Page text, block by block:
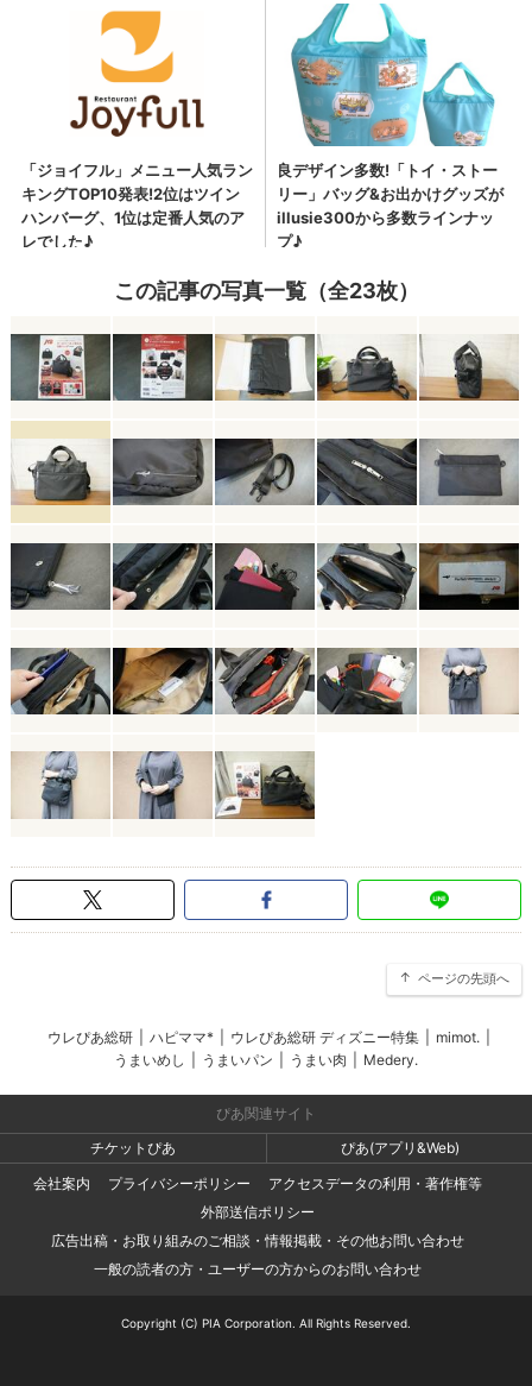
この記事の写真一覧（全23枚）
ページの先頭へ
ウレぴあ総研 ハピママ* ウレぴあ総研 ディズニー特集 mimot.
うまいめし
うまいパン うまい肉 Medery.
ぴあ関連サイト
チケットぴあ
ぴあ(アプリ&Web)
会社案内
プライバシーポリシー
アクセスデータの利用・著作権等
外部送信ポリシー
広告出稿・お取り組みのご相談・情報掲載・その他お問い合わせ
一般の読者の方・ユーザーの方からのお問い合わせ
Copyright (C) PIA Corporation. All Rights Reserved.